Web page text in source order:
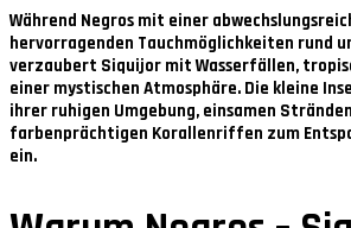
Während Negros mit einer
hervorragenden Tauchmöglichkeiten rund
verzaubert Siquijor mit Wasserfällen,
einer mystischen Atmosphäre. Die kleine
ihrer ruhigen Umgebung, einsamen
farbenprächtigen Korallenriffen zum
ein.